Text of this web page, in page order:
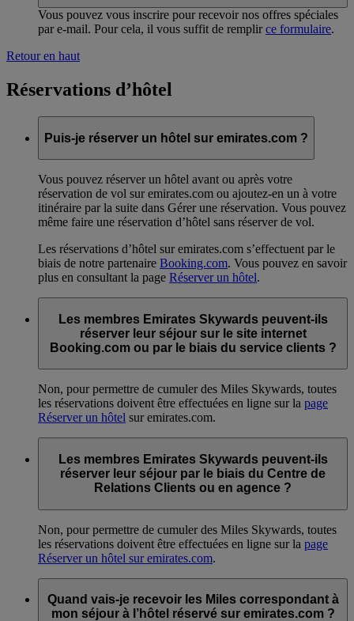
Vous pouvez vous inscrire pour recevoir nos offres spéciales
par e-mail. Pour cela, il vous suffit de remplirce formulaire.
Retour en haut
Réservations d’hôtel
Puis-je réserver un hôtel sur emirates.com ?
Vous pouvez réserver un hôtel avant ou après votre
réservation de vol sur emirates.com ou ajoutez-en un à votre
itinéraire par la suite dans Gérer une réservation. Vous pouvez
même faire une réservation d’hôtel sans réserver de vol.
Les réservations d’hôtel sur emirates.com s’effectuent par le
biais de notre partenaire Booking.com. Vous pouvez en savoir
plus en consultant la page Réserver un hôtel.
Les membres Emirates Skywards peuvent-ils
réserver leur séjour sur le site internet
Booking.com ou par le biais du service clients ?
Non, pour permettre de cumuler des Miles Skywards, toutes
les réservations doivent être effectuées en ligne sur la page
Réserver un hôtel sur emirates.com.
Les membres Emirates Skywards peuvent-ils
réserver leur séjour par le biais du Centre de
Relations Clients ou en agence ?
Non, pour permettre de cumuler des Miles Skywards, toutes
les réservations doivent être effectuées en ligne sur la page
Réserver un hôtel sur emirates.com.
Quand vais-je recevoir les Miles correspondant à
mon séjour à l’hôtel réservé sur emirates.com ?